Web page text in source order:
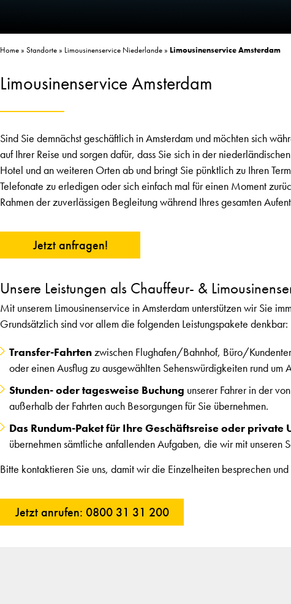
Home» Standorte» Limousinenservice Niederlande» Limousinenservice Amsterdam
Limousinenservice Amsterdam
Sind Sie demnächst geschäftlich in Amsterdam und möchten sich
auf Ihrer Reise und sorgen dafür, dass Sie sich in der
Hotel und an weiteren Orten ab und bringt Sie pünktlich zu Ihren
Telefonate zu erledigen oder sich einfach mal für einen Moment
Rahmen der zuverlässigen Begleitung während Ihres gesamten
Jetzt anfragen!
Unsere Leistungen als Chauffeur- &
Mit unserem Limousinenservice in Amsterdam unterstützen wir Sie
Grundsätzlich sind vor allem die folgenden Leistungspakete denkbar:
Transfer-Fahrtenzwischen Flughafen/Bahnhof, Büro/
oder einen Ausflug zu ausgewählten Sehenswürdigkeiten rund
Stunden- oder tagesweise Buchung unserer Fahrer in der
außerhalb der Fahrten auch Besorgungen für Sie übernehmen.
Das Rundum-Paket für Ihre Geschäftsreise oder private
übernehmen sämtliche anfallenden Aufgaben, die wir mit unseren
Bitte kontaktieren Sie uns, damit wir die Einzelheiten besprechen
Jetzt anrufen: 0800 31 31 200